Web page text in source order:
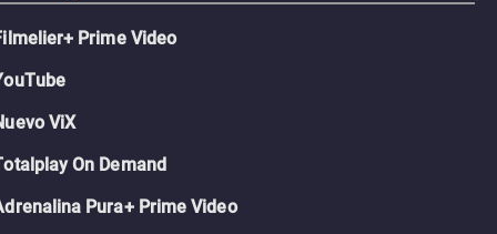
Prime Video
ViX
On Demand
Pura+ Prime Video